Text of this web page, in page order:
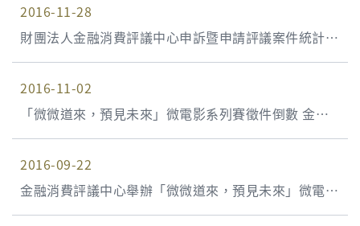
2016-11-28
財團法人金融消費評議中心申訴暨申請評議案件統計資
料 105年第3季(105年7月1日至105年9月30日)
2016-11-02
「微微道來，預見未來」微電影系列賽徵件倒數 金融
消費評議中心號召年輕世代拍出零糾紛的未來 用創意
角逐百萬獎金
2016-09-22
金融消費評議中心舉辦「微微道來，預見未來」微電影
系列賽 紮根金融教育